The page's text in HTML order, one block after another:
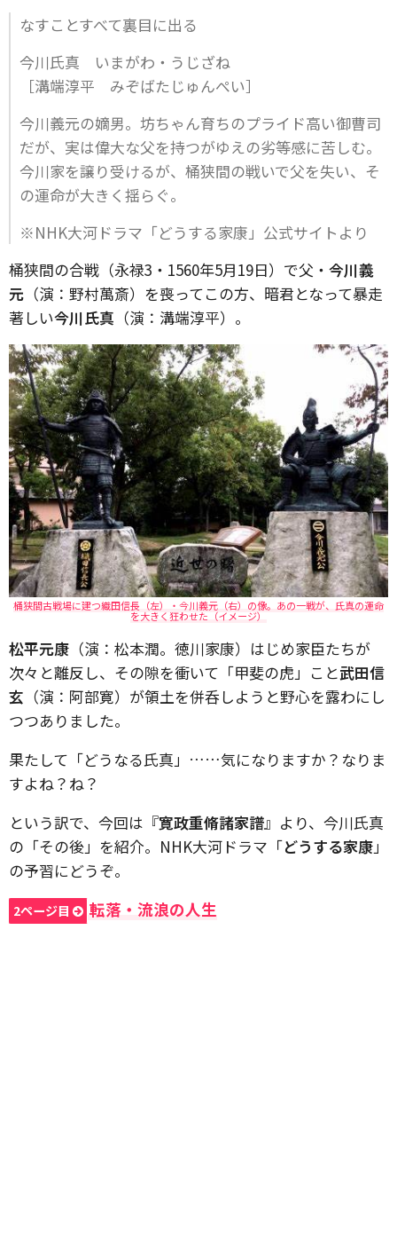
なすことすべて裏目に出る
今川氏真 いまがわ・うじざね
［溝端淳平 みぞばたじゅんぺい］
今川義元の嫡男。坊ちゃん育ちのプライド高い御曹司
だが、実は偉大な父を持つがゆえの劣等感に苦しむ。
今川家を譲り受けるが、桶狭間の戦いで父を失い、そ
の運命が大きく揺らぐ。
※NHK大河ドラマ「どうする家康」公式サイトより
桶狭間の合戦（永禄3・1560年5月19日）で父・ 今川義
元 （演：野村萬斎）を喪ってこの方、暗君となって暴走
著しい今川氏真 （演：溝端淳平）。
桶狭間古戦場に建つ織田信長（左）・今川義元（右）の像。あの一戦が、氏真の運命
を大きく狂わせた（イメージ）
松平元康 （演：松本潤。徳川家康）はじめ家臣たちが
次々と離反し、その隙を衝いて「甲斐の虎」こと武田信
玄 （演：阿部寛）が領土を併呑しようと野心を露わにし
つつありました。
果たして「どうなる氏真」……気になりますか？なりま
すよね？ね？
という訳で、今回は『寛政重脩諸家譜』より、今川氏真
の「その後」を紹介。NHK大河ドラマ「どうする家康」
の予習にどうぞ。
2ページ目 転落・流浪の人生